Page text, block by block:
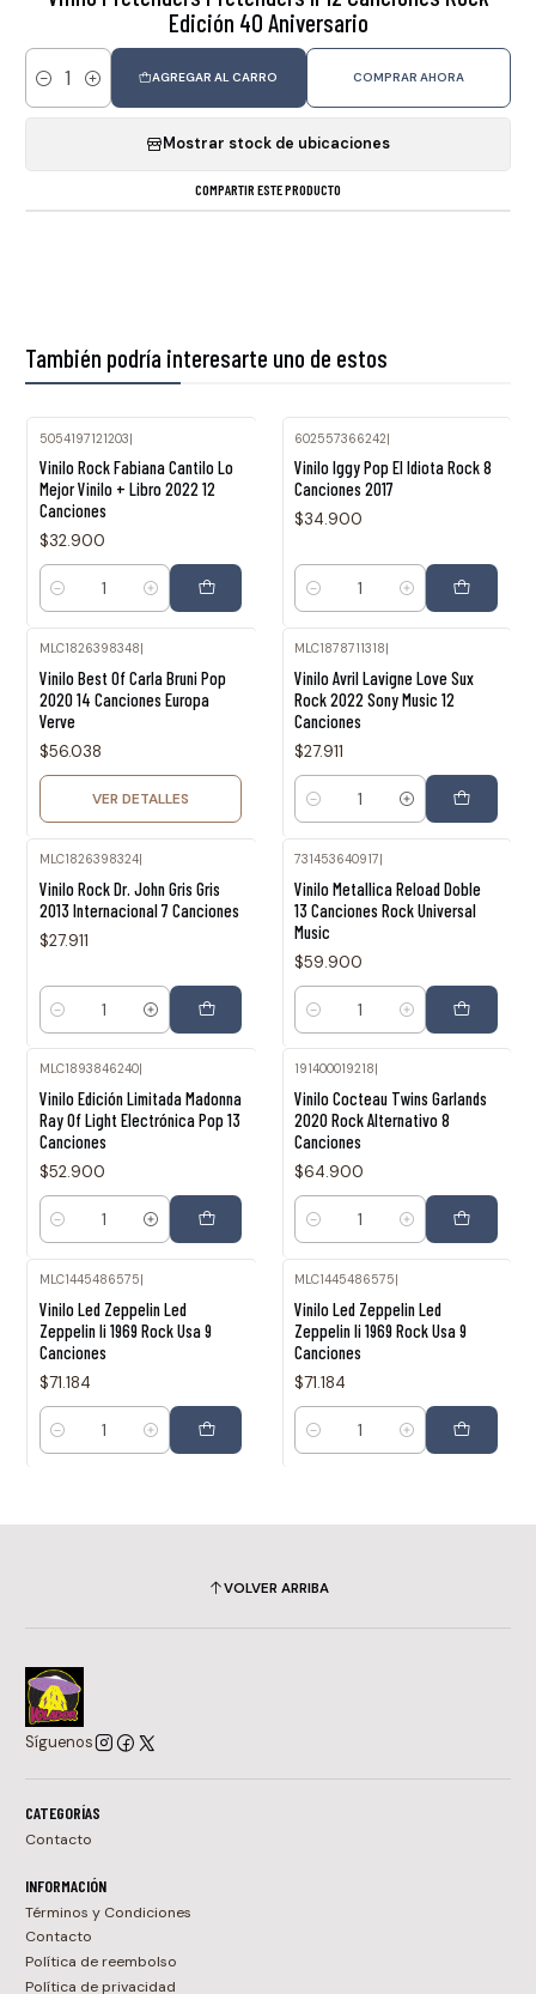
Edición 40 Aniversario
Cantidad
AGREGAR AL CARRO COMPRAR AHORA
Mostrar stock de ubicaciones
COMPARTIR ESTE PRODUCTO
También podría interesarte uno de estos
5054197121203|
Vinilo Rock Fabiana Cantilo Lo
Mejor Vinilo + Libro 2022 12
Canciones
$32.900
Cantidad
602557366242|
Vinilo Iggy Pop El Idiota Rock 8
Canciones 2017
$34.900
Cantidad
MLC1826398348
Vinilo Best Of Carla Bruni Pop
2020 14 Canciones Europa
Verve
$56.038
VER DETALLES
MLC1878711318
Vinilo Avril Lavigne Love Sux
Rock 2022 Sony Music 12
Canciones
$27.911
Cantidad
MLC1826398324|
Vinilo Rock Dr. John Gris Gris
2013 Internacional 7 Canciones
$27.911
Cantidad
731453640917|
Vinilo Metallica Reload Doble
13 Canciones Rock Universal
Music
$59.900
Cantidad
MLC1893846240|
Vinilo Edición Limitada Madonna
Ray Of Light Electrónica Pop 13
Canciones
$52.900
Cantidad
191400019218
Vinilo Cocteau Twins Garlands
2020 Rock Alternativo 8
Canciones
$64.900
Cantidad
MLC1445486575|
Vinilo Led Zeppelin Led
Zeppelin Ii 1969 Rock Usa 9
Canciones
$71.184
Cantidad
MLC1445486575|
Vinilo Led Zeppelin Led
Zeppelin Ii 1969 Rock Usa 9
Canciones
$71.184
Cantidad
VOLVER ARRIBA
Síguenos
CATEGORÍAS
Contacto
INFORMACIÓN
Términos y Condiciones
Contacto
Política de reembolso
Política de privacidad